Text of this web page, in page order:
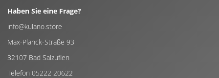
Haben Sie eine Frage?
info@kulano.store
Max-Planck-Straße 93
32107 Bad Salzuflen
Telefon 05222 20622